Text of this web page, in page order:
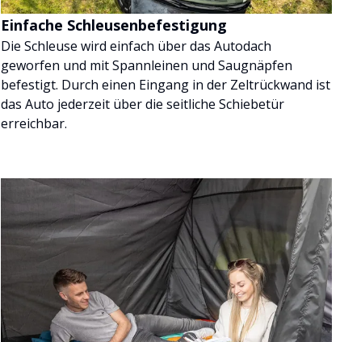
Einfache Schleusenbefestigung
Die Schleuse wird einfach über das Autodach
geworfen und mit Spannleinen und Saugnäpfen
befestigt. Durch einen Eingang in der Zeltrückwand ist
das Auto jederzeit über die seitliche Schiebetür
erreichbar.